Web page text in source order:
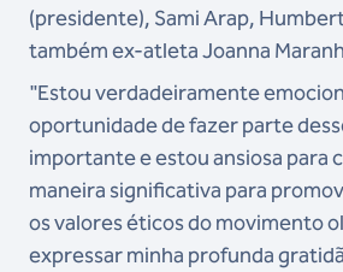
(presidente), Sami Arap,
também ex-atleta Joanna
"Estou verdadeiramente
oportunidade de fazer parte
importante e estou ansiosa para
maneira significativa para
os valores éticos do movimento
expressar minha profunda